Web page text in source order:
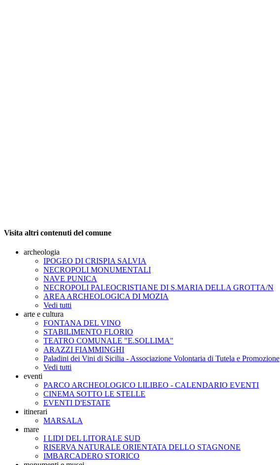
Visita altri contenuti del comune
archeologia
IPOGEO DI CRISPIA SALVIA
NECROPOLI MONUMENTALI
NAVE PUNICA
NECROPOLI PALEOCRISTIANE DI S.MARIA DELLA GROTTA/N
AREA ARCHEOLOGICA DI MOZIA
Vedi tutti
arte e cultura
FONTANA DEL VINO
STABILIMENTO FLORIO
TEATRO COMUNALE "E.SOLLIMA"
ARAZZI FIAMMINGHI
Paladini dei Vini di Sicilia - Associazione Volontaria di Tutela e Promozione
Vedi tutti
eventi
PARCO ARCHEOLOGICO LILIBEO - CALENDARIO EVENTI
CINEMA SOTTO LE STELLE
EVENTI D'ESTATE
itinerari
MARSALA
mare
I LIDI DEL LITORALE SUD
RISERVA NATURALE ORIENTATA DELLO STAGNONE
IMBARCADERO STORICO